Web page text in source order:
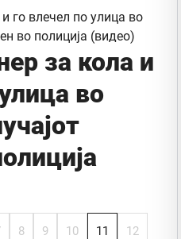
за кола и
во
8 9 10 11 12